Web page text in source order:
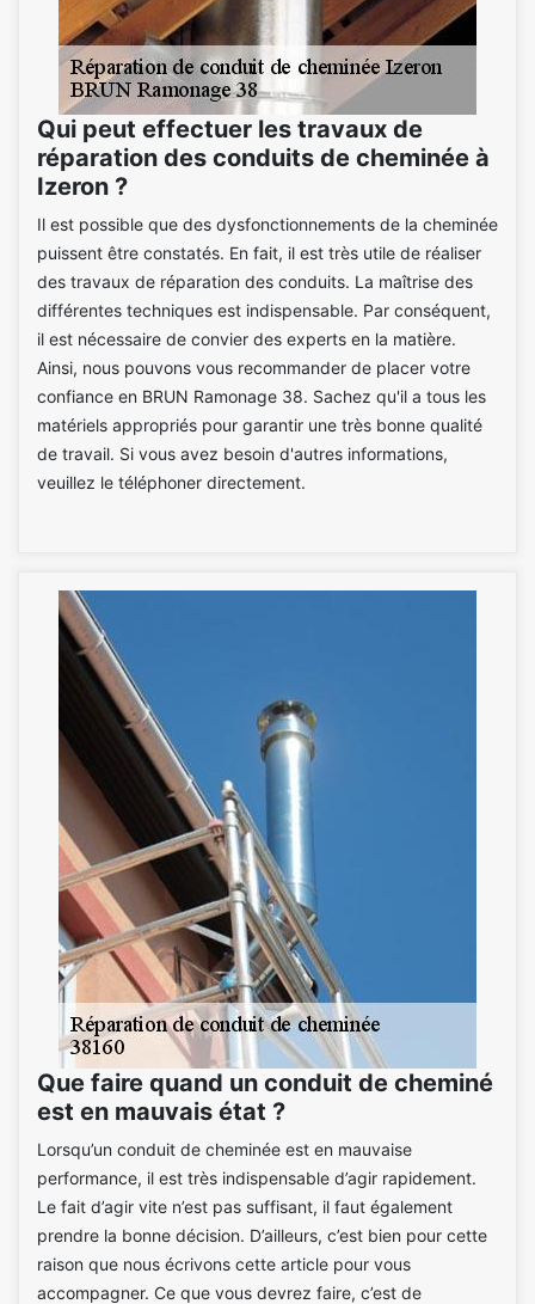
Qui peut effectuer les travaux de
réparation des conduits de cheminée à
Izeron ?
Il est possible que des dysfonctionnements de la cheminée
puissent être constatés. En fait, il est très utile de réaliser
des travaux de réparation des conduits. La maîtrise des
différentes techniques est indispensable. Par conséquent,
il est nécessaire de convier des experts en la matière.
Ainsi, nous pouvons vous recommander de placer votre
confiance en BRUN Ramonage 38. Sachez qu'il a tous les
matériels appropriés pour garantir une très bonne qualité
de travail. Si vous avez besoin d'autres informations,
veuillez le téléphoner directement.
Que faire quand un conduit de cheminé
est en mauvais état ?
Lorsqu’un conduit de cheminée est en mauvaise
performance, il est très indispensable d’agir rapidement.
Le fait d’agir vite n’est pas suffisant, il faut également
prendre la bonne décision. D’ailleurs, c’est bien pour cette
raison que nous écrivons cette article pour vous
accompagner. Ce que vous devrez faire, c’est de